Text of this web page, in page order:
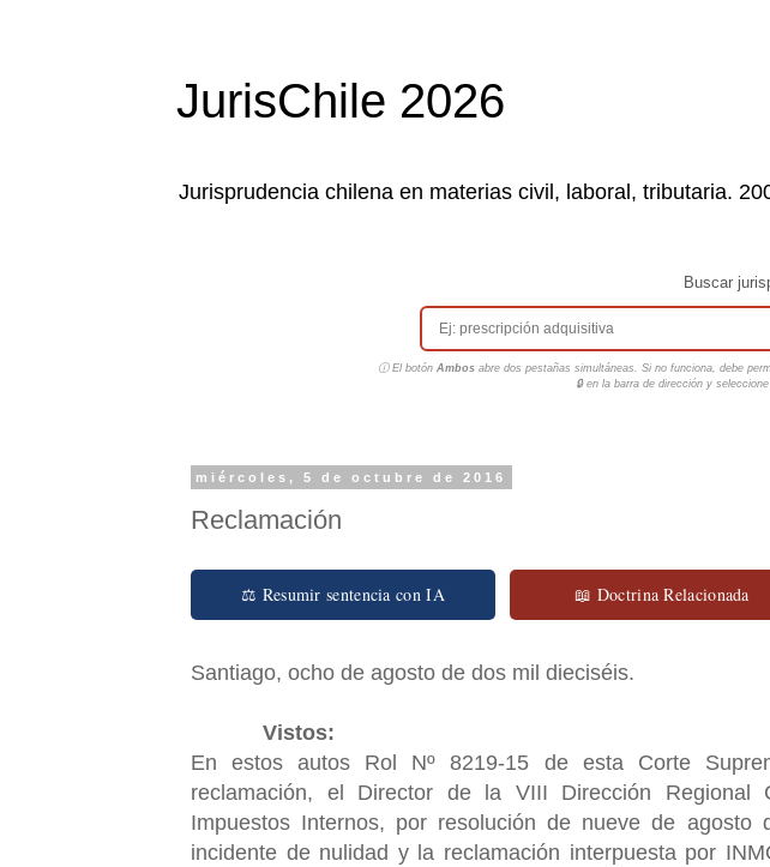
JurisChile 2026
Jurisprudencia chilena en materias civil, laboral, tributaria.
Buscar
ⓘ El botón Ambosabre dos pestañas simultáneas. Si no funciona, debe
🔒 en la barra de dirección y seleccione
miércoles, 5 de octubre de 2016
Reclamación
⚖ Resumir sentencia con IA 📖 Doctrina Relacionada
Santiago, ocho de agosto de dos mil dieciséis.
Vistos:
En estos autos Rol Nº 8219-15 de esta Corte
reclamación, el Director de la VIII Dirección Regional
Impuestos Internos, por resolución de nueve de agosto
incidente de nulidad y la reclamación interpuesta por